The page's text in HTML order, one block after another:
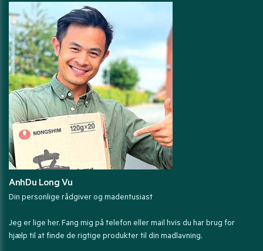
AnhDu Long Vu
Din personlige rådgiver og madentusiast
Jeg er lige her. Fang mig på telefon eller mail hvis du har brug for
hjælp til at finde de rigtige produkter til din madlavning.